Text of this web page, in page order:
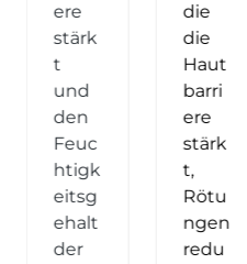
ere
stärk
t
und
den
Feuc
htigk
eitsg
ehalt
der
die
die
Haut
barri
ere
stärk
t,
Rötu
ngen
redu